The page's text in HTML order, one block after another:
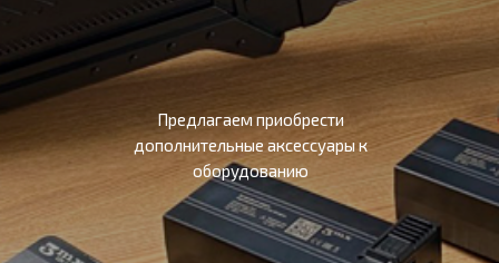
Предлагаем приобрести
дополнительные аксессуары к
оборудованию